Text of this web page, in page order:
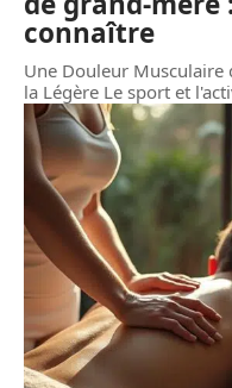
connaître
Une Douleur Musculaire
la Légère Le sport et